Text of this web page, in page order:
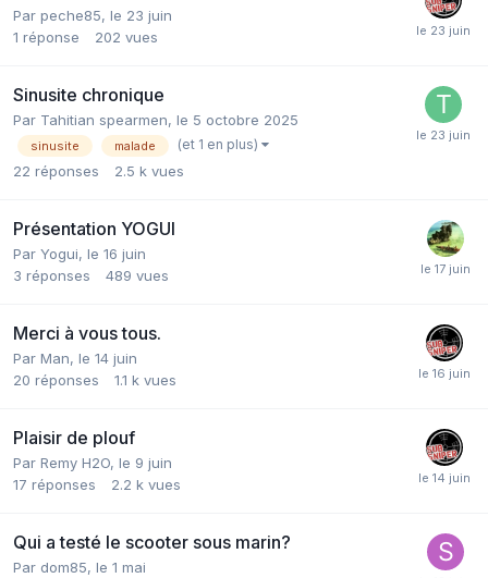
Par peche85, le 23 juin
1 réponse 202 vues
Sinusite chronique
Par Tahitian spearmen, le 5 octobre 2025
sinusite malade (et 1 en plus)
22 réponses 2.5 k vues
Présentation YOGUI
Par Yogui, le 16 juin
3 réponses 489 vues
Merci à vous tous.
Par Man, le 14 juin
20 réponses 1.1 k vues
Plaisir de plouf
Par Remy H2O, le 9 juin
17 réponses 2.2 k vues
Qui a testé le scooter sous marin?
Par dom85, le 1 mai